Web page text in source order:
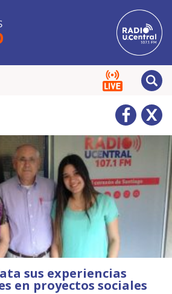
sus experiencias
en proyectos sociales